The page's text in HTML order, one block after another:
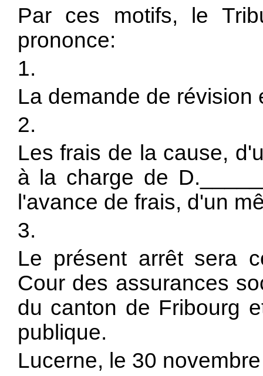
Par ces motifs, le
prononce:
1.
La demande de révision
2.
Les frais de la cause,
à la charge de
l'avance de frais, d'un
3.
Le présent arrêt sera
Cour des assurances
du canton de Fribourg
publique.
Lucerne, le 30